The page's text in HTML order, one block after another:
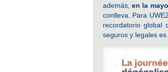
además, en la
conlleva. Para
recordatorio
seguros y legales